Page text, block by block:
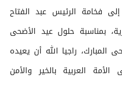
فخامة الرئيس عبد الفتاح
بمناسبة حلول عيد الأضحى
المبارك، راجيا الله أن يعيده
العربية بالخير والأمن